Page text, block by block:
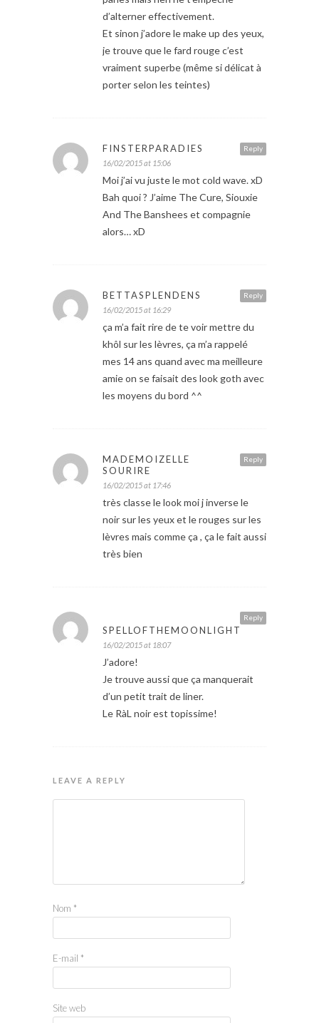
d’alterner effectivement.
Et sinon j’adore le make up des yeux,
je trouve que le fard rouge c’est
vraiment superbe (même si délicat à
porter selon les teintes)
Reply
FINSTERPARADIES
16/02/2015 at 15:06
Moi j’ai vu juste le mot cold wave. xD
Bah quoi ? J’aime The Cure, Siouxie
And The Banshees et compagnie
alors… xD
Reply
BETTASPLENDENS
16/02/2015 at 16:29
ça m’a fait rire de te voir mettre du
khôl sur les lèvres, ça m’a rappelé
mes 14 ans quand avec ma meilleure
amie on se faisait des look goth avec
les moyens du bord ^^
Reply
MADEMOIZELLE
SOURIRE
16/02/2015 at 17:46
très classe le look moi j inverse le
noir sur les yeux et le rouges sur les
lèvres mais comme ça , ça le fait aussi
très bien
Reply
SPELLOFTHEMOONLIGHT
16/02/2015 at 18:07
J’adore!
Je trouve aussi que ça manquerait
d’un petit trait de liner.
Le RàL noir est topissime!
LEAVE A REPLY
Nom *
E-mail *
Site web